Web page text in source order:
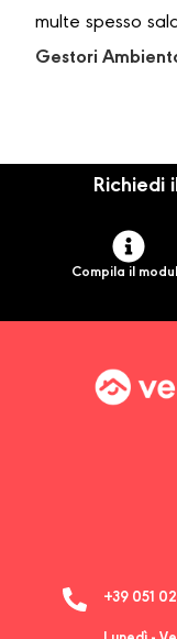
multe spesso
Gestori
Richiedi
Compila il
+39 051